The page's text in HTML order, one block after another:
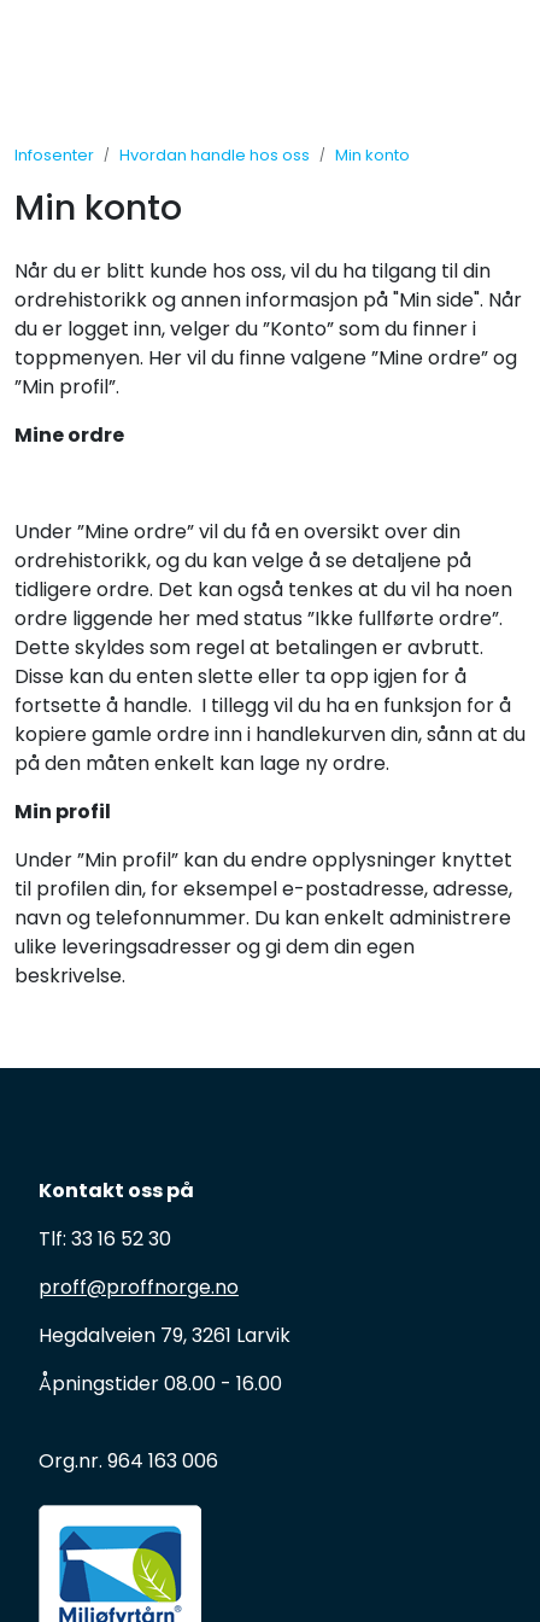
Infosenter Hvordan handle hos oss Min konto
Min konto
Når du er blitt kunde hos oss, vil du ha tilgang til din
ordrehistorikk og annen informasjon på "Min side". Når
du er logget inn, velger du ”Konto” som du finner i
toppmenyen. Her vil du finne valgene ”Mine ordre” og
”Min profil”.
Mine ordre
Under ”Mine ordre” vil du få en oversikt over din
ordrehistorikk, og du kan velge å se detaljene på
tidligere ordre. Det kan også tenkes at du vil ha noen
ordre liggende her med status ”Ikke fullførte ordre”.
Dette skyldes som regel at betalingen er avbrutt.
Disse kan du enten slette eller ta opp igjen for å
fortsette å handle. I tillegg vil du ha en funksjon for å
kopiere gamle ordre inn i handlekurven din, sånn at du
på den måten enkelt kan lage ny ordre.
Min profil
Under ”Min profil” kan du endre opplysninger knyttet
til profilen din, for eksempel e-postadresse, adresse,
navn og telefonnummer. Du kan enkelt administrere
ulike leveringsadresser og gi dem din egen
beskrivelse.
Kontakt oss på
Tlf: 33 16 52 30
proff@proffnorge.no
Hegdalveien 79, 3261 Larvik
Åpningstider 08.00 - 16.00
Org.nr. 964 163 006
Måleinstrumenter
Kjemi
Renhold
Vinduspusseutstyr
Forbruksmateriell
Gravferd